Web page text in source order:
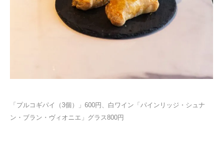
「プルコギパイ（3個）」600円、白ワイン「パインリッジ・シュナ
ン・ブラン・ヴィオニエ」グラス800円